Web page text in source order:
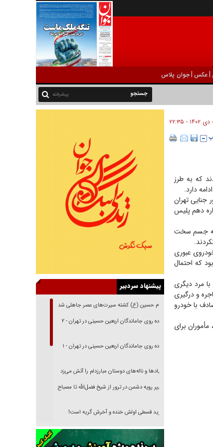
|عکس |جوان پلاس
پیشرفته
که به طرز
دارد.
امور جنایی تهران
دهم پلیس
شد که با اصابت ضربه جسم سخت
عبوری
که احتمال
مرد دیگری
و درگیری
با خودرو
برای
پیشنهاد سردبیر
امام حسین (ع) کشته سیرت‌های عصر جاهلی شد
پیاده روی جاماندگان اربعین حسینی در تهران - ۲
پیاده روی جاماندگان اربعین حسینی در تهران - ۱
فریاد‌ها و ناله‌های دوستان مبارزدلم را آتش می‌زد
تغییر رویه دشمن در ترور از شیخ فضل‌الله تا مصباح
خرید قسطی اولش خنده و آخرش گریه است!
فوتبال و آن «بالا»!
راهبرد غافلگیری با نسل جدید پهپاد‌ها